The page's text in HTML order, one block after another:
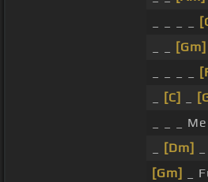
[Gm]
[C]
_ _ _
[Dm]
[Gm]
_